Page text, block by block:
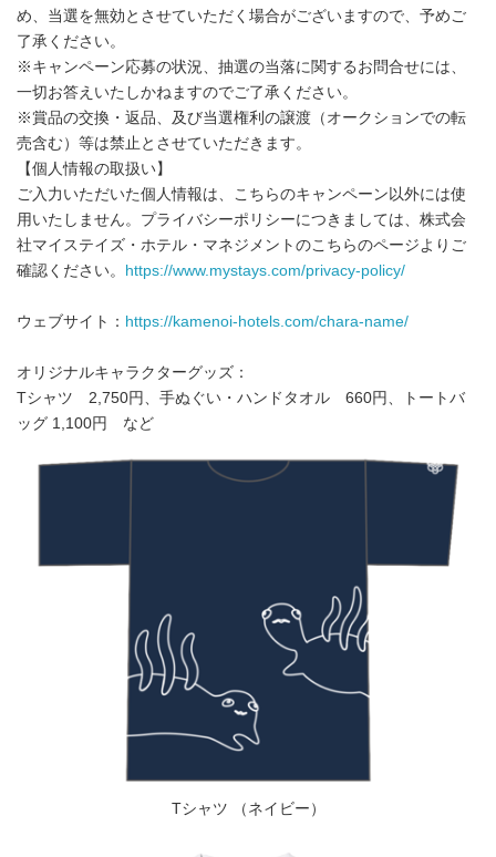
め、当選を無効とさせていただく場合がございますので、予めご
了承ください。
※キャンペーン応募の状況、抽選の当落に関するお問合せには、
一切お答えいたしかねますのでご了承ください。
※賞品の交換・返品、及び当選権利の譲渡（オークションでの転
売含む）等は禁止とさせていただきます。
【個人情報の取扱い】
ご入力いただいた個人情報は、こちらのキャンペーン以外には使
用いたしません。プライバシーポリシーにつきましては、株式会
社マイステイズ・ホテル・マネジメントのこちらのページよりご
確認ください。 https://www.mystays.com/privacy-policy/
ウェブサイト： https://kamenoi-hotels.com/chara-name/
オリジナルキャラクターグッズ：
Tシャツ 2,750円、手ぬぐい・ハンドタオル 660円、トートバ
ッグ 1,100円 など
Tシャツ （ネイビー）